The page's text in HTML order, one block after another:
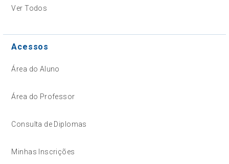
Ver Todos
Acessos
Área do Aluno
Área do Professor
Consulta de Diplomas
Minhas Inscrições